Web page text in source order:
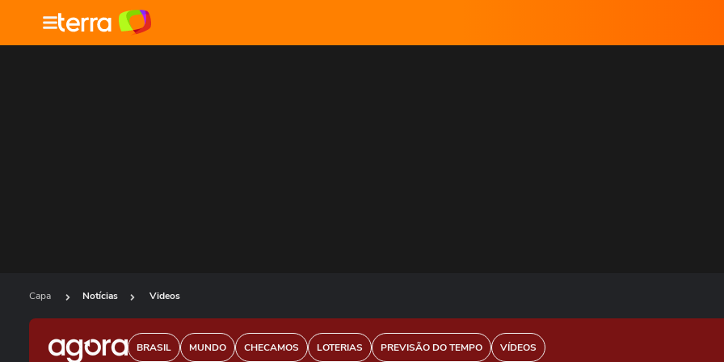
Capa Notícias Videos
BRASIL MUNDO CHECAMOS LOTERIAS PREVISÃO DO TEMPO VÍDEOS